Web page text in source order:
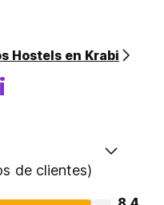
Hostels en Krabi
de clientes)